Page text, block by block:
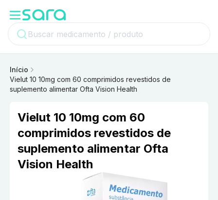
Início
Vielut 10 10mg com 60 comprimidos revestidos de
suplemento alimentar Ofta Vision Health
Vielut 10 10mg com 60
comprimidos revestidos de
suplemento alimentar Ofta
Vision Health